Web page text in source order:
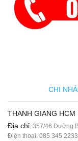
CHI
THANH GIANG HCM
Địa chỉ: 357/46 Đường
Điện thoại: 085 345 2233